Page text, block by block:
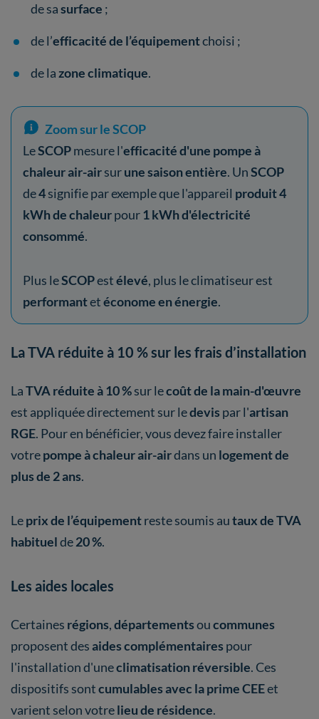
de sasurface ;
de l’efficacité de l’équipementchoisi ;
de lazone climatique.
Zoom sur le SCOP
LeSCOPmesure l'efficacité d'une pompe à
chaleur air-airsurune saison entière. UnSCOP
de4signifie par exemple que l'appareil produit 4
kWh de chaleurpour1 kWh d'électricité
consommé.
Plus leSCOPestélevé, plus le climatiseur est
performantetéconome en énergie.
La TVA réduite à 10 % sur les frais d’installation
LaTVA réduite à 10 %sur lecoût de la main-d'œuvre
est appliquée directement sur ledevis par l'artisan
RGE. Pour en bénéficier, vous devez faire installer
votrepompe à chaleur air-airdans un logement de
plus de 2 ans.
Leprix de l’équipementreste soumis autaux de TVA
habituelde20 %.
Les aides locales
Certaines régions,départementsoucommunes
proposent desaides complémentaires pour
l'installation d'uneclimatisation réversible. Ces
dispositifs sontcumulables avec la prime CEEet
varient selon votrelieu de résidence.